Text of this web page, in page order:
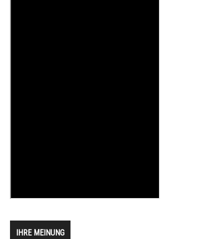
IHRE MEINUNG